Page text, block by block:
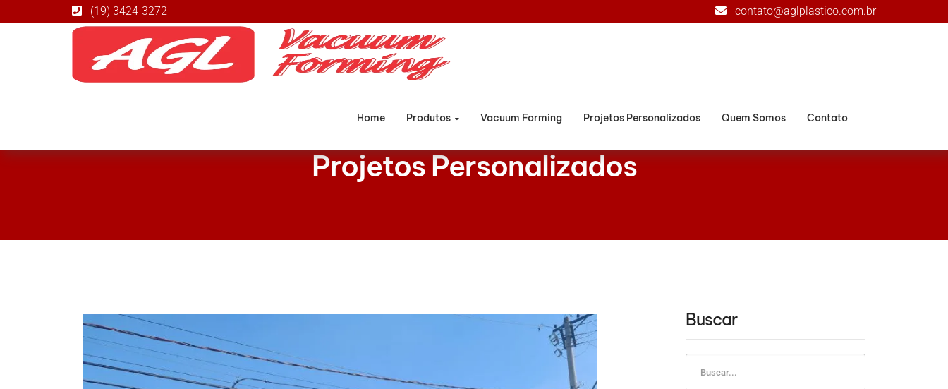
(19) 3424-3272 contato@aglplastico.com.br
Home Produtos Vacuum Forming Projetos Personalizados Quem Somos Contato
Projetos Personalizados
Buscar